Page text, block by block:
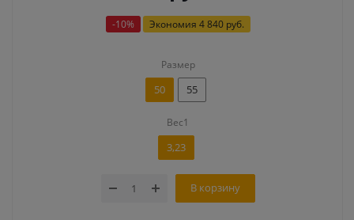
-10% Экономия 4 840 руб.
Размер
50 55
Вес1
3,23
В корзину